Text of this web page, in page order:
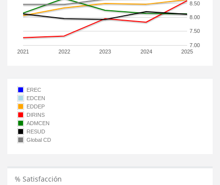
2021 2022 2023 2024 2025
7.00
7.50
8.00
8.50
EREC
EDCEN
EDDEP
DIRINS
ADMCEN
RESUD
Global CD
% Satisfacción